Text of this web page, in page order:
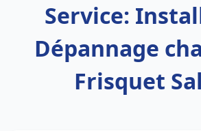
Service:
Dépannage
Frisquet